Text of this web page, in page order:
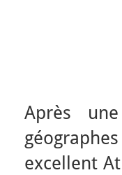
Après
excellent